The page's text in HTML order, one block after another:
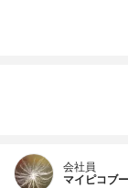
会社員
マイピコブー